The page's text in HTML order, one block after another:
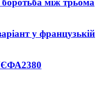
між трьома
у французькій
2380